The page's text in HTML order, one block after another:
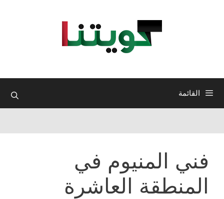
القائمة
فني المنيوم في
المنطقة العاشرة